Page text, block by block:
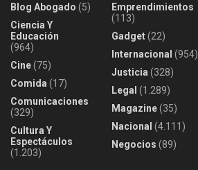
Blog Abogado (5)
Ciencia Y
Educación
(964)
Cine(75)
Comida (17)
Comunicaciones
(329)
Cultura Y
Espectáculos
(1.203)
Emprendimientos
(113)
Gadget(22)
Internacional (954)
Justicia (328)
Legal (1.289)
Magazine(35)
Nacional (4.111)
Negocios (89)